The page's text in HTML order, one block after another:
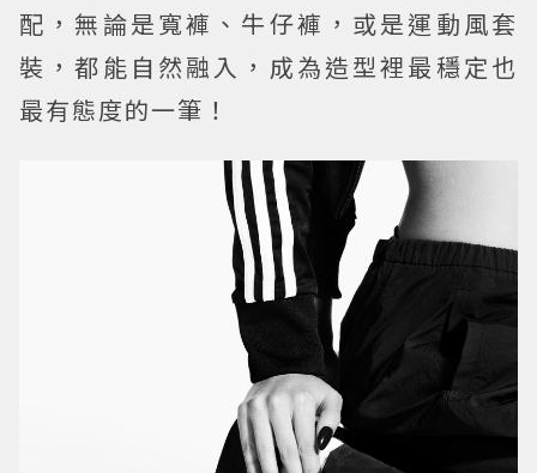
配，無論是寬褲、牛仔褲，或是運動風套
裝，都能自然融入，成為造型裡最穩定也
最有態度的一筆！